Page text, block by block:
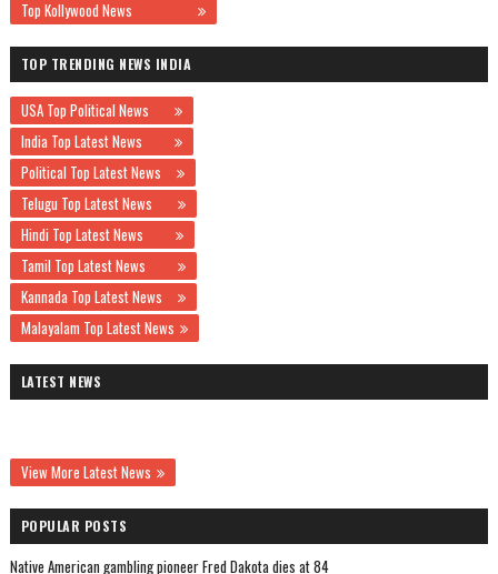
Top Kollywood News
TOP TRENDING NEWS INDIA
USA Top Political News
India Top Latest News
Political Top Latest News
Telugu Top Latest News
Hindi Top Latest News
Tamil Top Latest News
Kannada Top Latest News
Malayalam Top Latest News
LATEST NEWS
View More Latest News
POPULAR POSTS
Native American gambling pioneer Fred Dakota dies at 84